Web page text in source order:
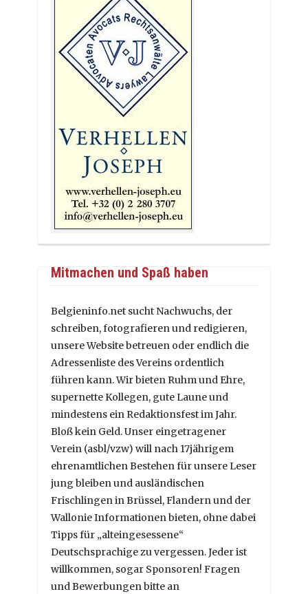
Mitmachen und Spaß haben
Belgieninfo.net sucht Nachwuchs, der
schreiben, fotografieren und redigieren,
unsere Website betreuen oder endlich die
Adressenliste des Vereins ordentlich
führen kann. Wir bieten Ruhm und Ehre,
supernette Kollegen, gute Laune und
mindestens ein Redaktionsfest im Jahr.
Bloß kein Geld. Unser eingetragener
Verein (asbl/vzw) will nach 17jährigem
ehrenamtlichen Bestehen für unsere Leser
jung bleiben und ausländischen
Frischlingen in Brüssel, Flandern und der
Wallonie Informationen bieten, ohne dabei
Tipps für „alteingesessene“
Deutschsprachige zu vergessen. Jeder ist
willkommen, sogar Sponsoren! Fragen
und Bewerbungen bitte an